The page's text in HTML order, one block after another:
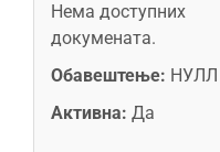
Нема доступних
докумената.
Обавештење: НУЛЛ
Активна: Да